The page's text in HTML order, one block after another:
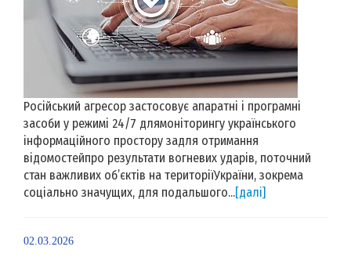
Російський агресор застосовує апаратні і програмні
засоби у режимі 24/7 длямоніторингу українського
інформаційного простору задля отримання
відомостейпро результати вогневих ударів, поточний
стан важливих об’єктів на територіїУкраїни, зокрема
соціально значущих, для подальшого...[далі]
02.03.2026